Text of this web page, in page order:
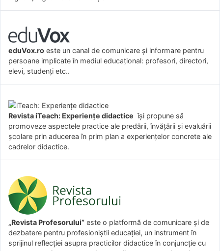
eduVox.ro este un canal de comunicare și informare pentru
persoane implicate în mediul educațional: profesori, directori,
elevi, studenți etc..
Revista iTeach: Experienţe didactice îşi propune să
promoveze aspectele practice ale predării, învăţării şi evaluării
şcolare prin aducerea în prim plan a experienţelor concrete ale
cadrelor didactice.
„Revista Profesorului” este o platformă de comunicare și de
dezbatere pentru profesioniștii educației, un instrument în
sprijinul reflecției asupra practicilor didactice în conjuncție cu